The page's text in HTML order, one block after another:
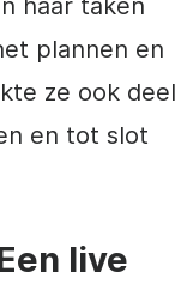
plannen en
ze ook deel
en tot slot
live